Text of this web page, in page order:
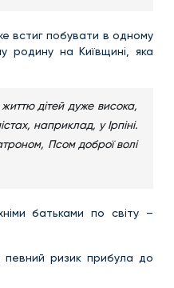
встиг побувати в одному
родину на Київщині, яка
дітей дуже висока,
наприклад, у Ірпіні.
Псом доброї волі
батьками по світу –
певний ризик прибула до